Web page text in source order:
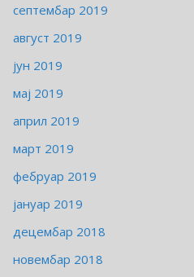
септембар 2019
август 2019
јун 2019
мај 2019
април 2019
март 2019
фебруар 2019
јануар 2019
децембар 2018
новембар 2018